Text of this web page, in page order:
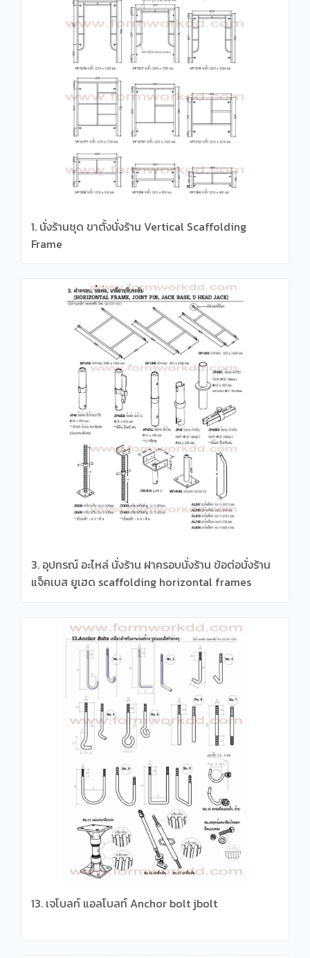
1. นั่งร้านชุด ขาตั้งนั่งร้าน Vertical Scaffolding
Frame
3. อุปกรณ์ อะไหล่ นั่งร้าน ฝาครอบนั่งร้าน ข้อต่อนั่งร้าน
แจ็คเบส ยูเฮด scaffolding horizontal frames
13. เจโบลท์ แอลโบลท์ Anchor bolt jbolt